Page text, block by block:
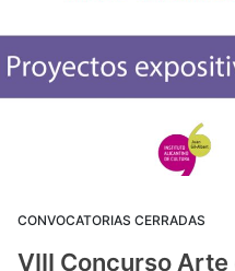
CONVOCATORIAS CERRADAS
VIII Concurso Arte